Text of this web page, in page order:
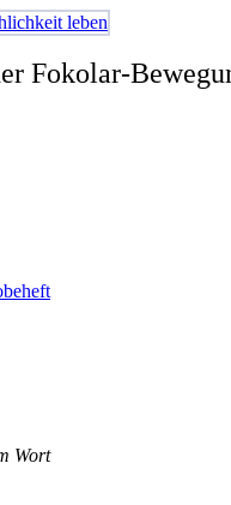
Fokolar-
Wort